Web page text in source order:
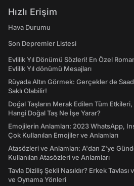
Hızlı Erişim
Hava Durumu
Son Depremler Listesi
Evlilik Yıl Dönümü Sözleri! En Özel
Evlilik Yıl dönümü Mesajları
Rüyada Altın Görmek: Gerçekler de
Saklı Olabilir!
Doğal Taşların Merak Edilen Tüm
Hangi Doğal Taş Ne İşe Yarar?
Emojilerin Anlamları: 2023 WhatsApp,
Çok Kullanılan Emojiler ve Anlamları
Atasözleri ve Anlamları: A'dan Z'ye
Kullanılan Atasözleri ve Anlamları
Tavla Diziliş Şekli Nasıldır? Erkek Tavlası
ve Oynama Yönleri